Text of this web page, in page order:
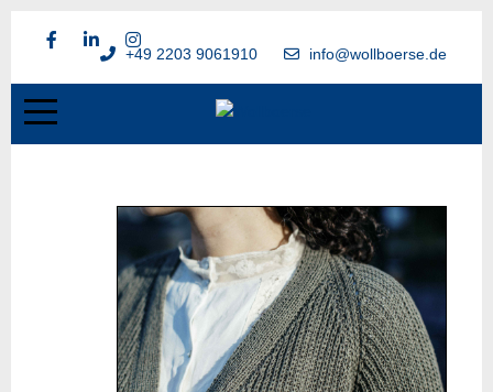
+49 2203 9061910 info@wollboerse.de